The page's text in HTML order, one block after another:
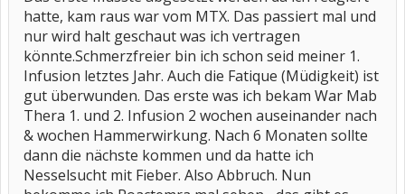
hatte, kam raus war vom MTX. Das passiert mal und
nur wird halt geschaut was ich vertragen
könnte.Schmerzfreier bin ich schon seid meiner 1.
Infusion letztes Jahr. Auch die Fatique (Müdigkeit) ist
gut überwunden. Das erste was ich bekam War Mab
Thera 1. und 2. Infusion 2 wochen auseinander nach
& wochen Hammerwirkung. Nach 6 Monaten sollte
dann die nächste kommen und da hatte ich
Nesselsucht mit Fieber. Also Abbruch. Nun